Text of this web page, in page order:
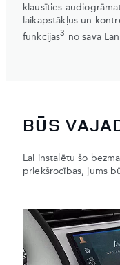
klausīties
laikapstākļus un
funkcijas3 no sava
BŪS
Lai instalētu šo
priekšrocības, jums